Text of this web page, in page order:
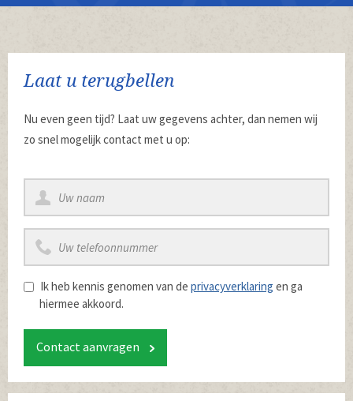
Laat u terugbellen
Nu even geen tijd? Laat uw gegevens achter, dan nemen wij
zo snel mogelijk contact met u op:
Ik heb kennis genomen van de privacyverklaring en ga
hiermee akkoord.
Contact aanvragen